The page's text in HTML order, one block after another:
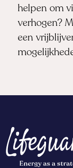
helpen om
verhogen?
een